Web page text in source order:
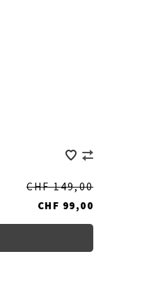
CHF 149,00
CHF 99,00